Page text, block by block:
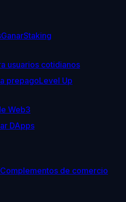
GanarStaking
usuarios cotidianos
prepagoLevel Up
Web3
DApps
Complementos de comercio